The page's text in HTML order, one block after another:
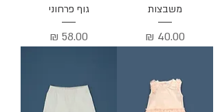
משבצות
מחיר
גוף פרחוני
מחיר